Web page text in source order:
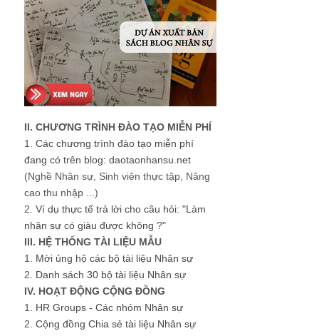
II. CHƯƠNG TRÌNH ĐÀO TẠO MIỄN PHÍ
1. Các chương trình đào tạo miễn phí
đang có trên blog: daotaonhansu.net
(Nghề Nhân sự, Sinh viên thực tập, Nâng
cao thu nhập ...)
2. Ví dụ thực tế trả lời cho câu hỏi: "Làm
nhân sự có giàu được không ?"
III. HỆ THỐNG TÀI LIỆU MẪU
1. Mời ủng hộ các bộ tài liệu Nhân sự
2. Danh sách 30 bộ tài liệu Nhân sự
IV. HOẠT ĐỘNG CỘNG ĐỒNG
1. HR Groups - Các nhóm Nhân sự
2. Cộng đồng Chia sẻ tài liệu Nhân sự